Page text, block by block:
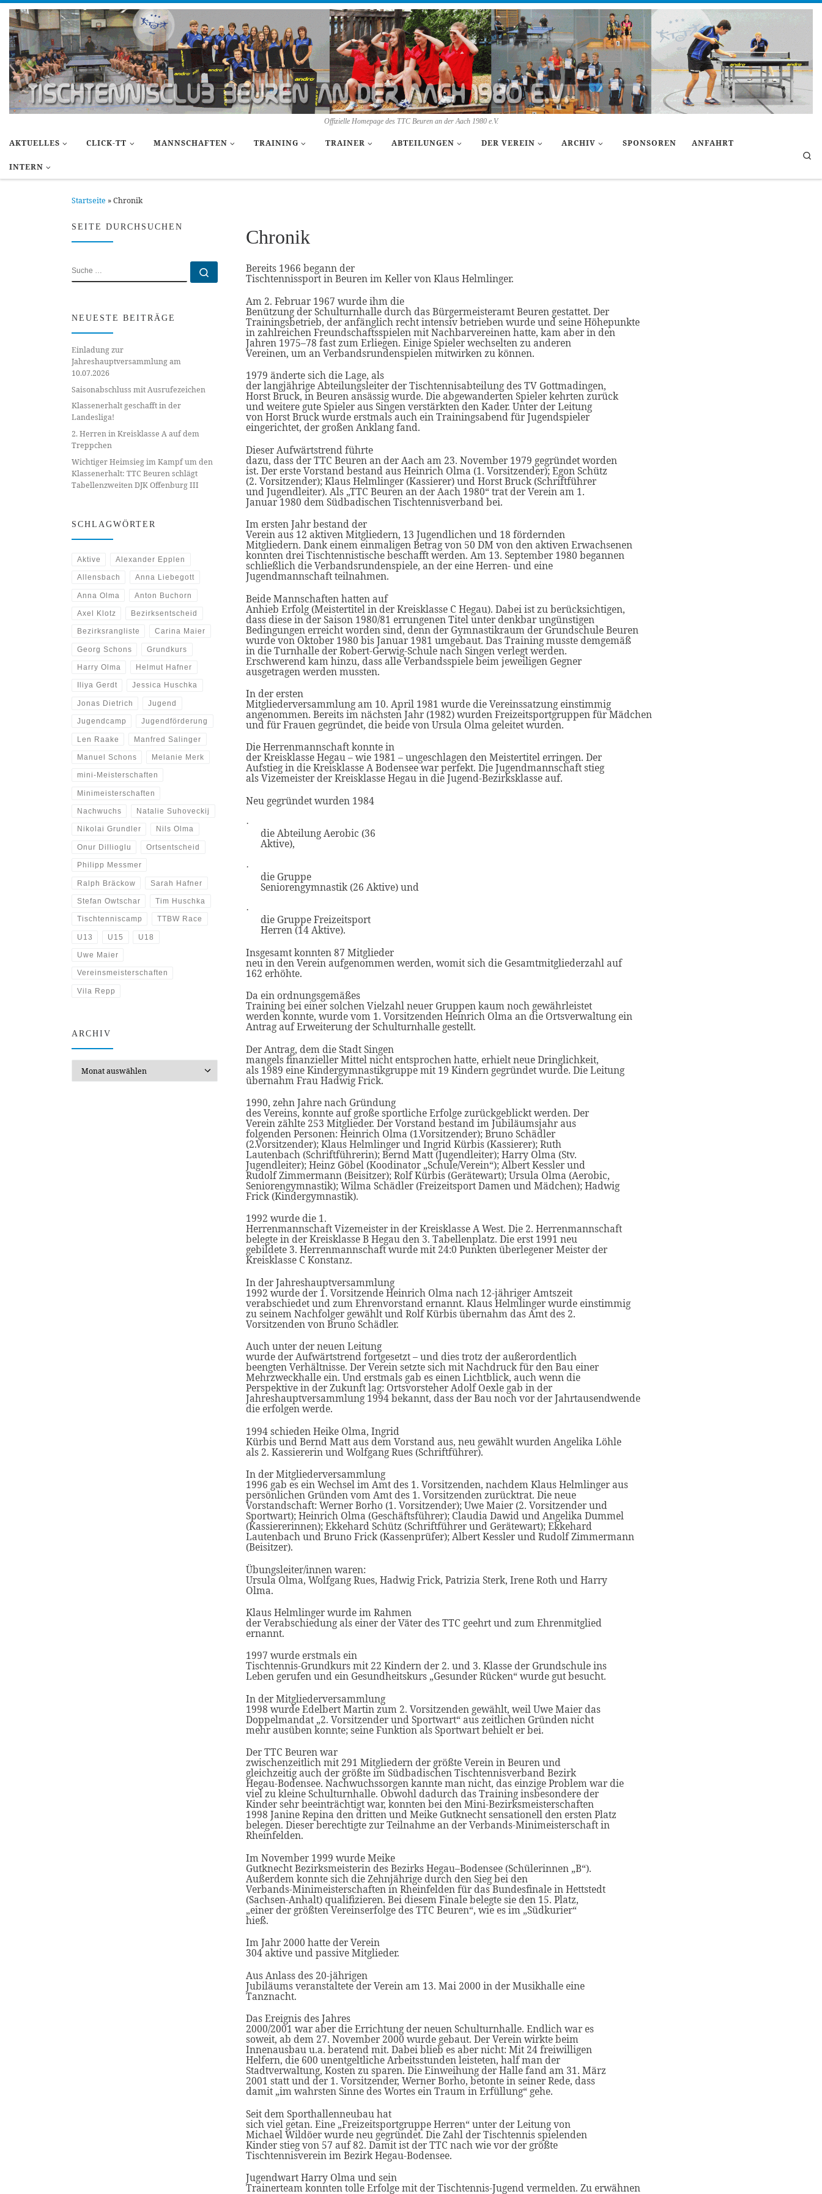
Zum Inhalt springen
Offizielle Homepage des TTC Beuren an der Aach 1980 e.V.
AKTUELLES CLICK-TT MANNSCHAFTEN TRAINING TRAINER ABTEILUNGEN DER VEREIN ARCHIV SPONSOREN ANFAHRT
INTERN
Startseite »Chronik
Chronik
Bereits 1966 begann der
Tischtennissport in Beuren im Keller von Klaus Helmlinger.
Am 2. Februar 1967 wurde ihm die
Benützung der Schulturnhalle durch das Bürgermeisteramt Beuren gestattet. Der
Trainingsbetrieb, der anfänglich recht intensiv betrieben wurde und seine Höhepunkte
in zahlreichen Freundschaftsspielen mit Nachbarvereinen hatte, kam aber in den
Jahren 1975–78 fast zum Erliegen. Einige Spieler wechselten zu anderen
Vereinen, um an Verbandsrundenspielen mitwirken zu können.
1979 änderte sich die Lage, als
der langjährige Abteilungsleiter der Tischtennisabteilung des TV Gottmadingen,
Horst Bruck, in Beuren ansässig wurde. Die abgewanderten Spieler kehrten zurück
und weitere gute Spieler aus Singen verstärkten den Kader. Unter der Leitung
von Horst Bruck wurde erstmals auch ein Trainingsabend für Jugendspieler
eingerichtet, der großen Anklang fand.
Dieser Aufwärtstrend führte
dazu, dass der TTC Beuren an der Aach am 23. November 1979 gegründet worden
ist. Der erste Vorstand bestand aus Heinrich Olma (1. Vorsitzender); Egon Schütz
(2. Vorsitzender); Klaus Helmlinger (Kassierer) und Horst Bruck (Schriftführer
und Jugendleiter). Als „TTC Beuren an der Aach 1980“ trat der Verein am 1.
Januar 1980 dem Südbadischen Tischtennisverband bei.
Im ersten Jahr bestand der
Verein aus 12 aktiven Mitgliedern, 13 Jugendlichen und 18 fördernden
Mitgliedern. Dank einem einmaligen Betrag von 50 DM von den aktiven Erwachsenen
konnten drei Tischtennistische beschafft werden. Am 13. September 1980 begannen
schließlich die Verbandsrundenspiele, an der eine Herren- und eine
Jugendmannschaft teilnahmen.
Beide Mannschaften hatten auf
Anhieb Erfolg (Meistertitel in der Kreisklasse C Hegau). Dabei ist zu berücksichtigen,
dass diese in der Saison 1980/81 errungenen Titel unter denkbar ungünstigen
Bedingungen erreicht worden sind, denn der Gymnastikraum der Grundschule Beuren
wurde von Oktober 1980 bis Januar 1981 umgebaut. Das Training musste demgemäß
in die Turnhalle der Robert-Gerwig-Schule nach Singen verlegt werden.
Erschwerend kam hinzu, dass alle Verbandsspiele beim jeweiligen Gegner
ausgetragen werden mussten.
In der ersten
Mitgliederversammlung am 10. April 1981 wurde die Vereinssatzung einstimmig
angenommen. Bereits im nächsten Jahr (1982) wurden Freizeitsportgruppen für Mädchen
und für Frauen gegründet, die beide von Ursula Olma geleitet wurden.
Die Herrenmannschaft konnte in
der Kreisklasse Hegau – wie 1981 – ungeschlagen den Meistertitel erringen. Der
Aufstieg in die Kreisklasse A Bodensee war perfekt. Die Jugendmannschaft stieg
als Vizemeister der Kreisklasse Hegau in die Jugend-Bezirksklasse auf.
Neu gegründet wurden 1984
·
die Abteilung Aerobic (36
Aktive),
·
die Gruppe
Seniorengymnastik (26 Aktive) und
·
die Gruppe Freizeitsport
Herren (14 Aktive).
Insgesamt konnten 87 Mitglieder
neu in den Verein aufgenommen werden, womit sich die Gesamtmitgliederzahl auf
162 erhöhte.
Da ein ordnungsgemäßes
Training bei einer solchen Vielzahl neuer Gruppen kaum noch gewährleistet
werden konnte, wurde vom 1. Vorsitzenden Heinrich Olma an die Ortsverwaltung ein
Antrag auf Erweiterung der Schulturnhalle gestellt.
Der Antrag, dem die Stadt Singen
mangels finanzieller Mittel nicht entsprochen hatte, erhielt neue Dringlichkeit,
als 1989 eine Kindergymnastikgruppe mit 19 Kindern gegründet wurde. Die Leitung
übernahm Frau Hadwig Frick.
1990, zehn Jahre nach Gründung
des Vereins, konnte auf große sportliche Erfolge zurückgeblickt werden. Der
Verein zählte 253 Mitglieder. Der Vorstand bestand im Jubiläumsjahr aus
folgenden Personen: Heinrich Olma (1.Vorsitzender); Bruno Schädler
(2.Vorsitzender); Klaus Helmlinger und Ingrid Kürbis (Kassierer); Ruth
Lautenbach (Schriftführerin); Bernd Matt (Jugendleiter); Harry Olma (Stv.
Jugendleiter); Heinz Göbel (Koodinator „Schule/Verein“); Albert Kessler und
Rudolf Zimmermann (Beisitzer); Rolf Kürbis (Gerätewart); Ursula Olma (Aerobic,
Seniorengymnastik); Wilma Schädler (Freizeitsport Damen und Mädchen); Hadwig
Frick (Kindergymnastik).
1992 wurde die 1.
Herrenmannschaft Vizemeister in der Kreisklasse A West. Die 2. Herrenmannschaft
belegte in der Kreisklasse B Hegau den 3. Tabellenplatz. Die erst 1991 neu
gebildete 3. Herrenmannschaft wurde mit 24:0 Punkten überlegener Meister der
Kreisklasse C Konstanz.
In der Jahreshauptversammlung
1992 wurde der 1. Vorsitzende Heinrich Olma nach 12-jähriger Amtszeit
verabschiedet und zum Ehrenvorstand ernannt. Klaus Helmlinger wurde einstimmig
zu seinem Nachfolger gewählt und Rolf Kürbis übernahm das Amt des 2.
Vorsitzenden von Bruno Schädler.
Auch unter der neuen Leitung
wurde der Aufwärtstrend fortgesetzt – und dies trotz der außerordentlich
beengten Verhältnisse. Der Verein setzte sich mit Nachdruck für den Bau einer
Mehrzweckhalle ein. Und erstmals gab es einen Lichtblick, auch wenn die
Perspektive in der Zukunft lag: Ortsvorsteher Adolf Oexle gab in der
Jahreshauptversammlung 1994 bekannt, dass der Bau noch vor der Jahrtausendwende
die erfolgen werde.
1994 schieden Heike Olma, Ingrid
Kürbis und Bernd Matt aus dem Vorstand aus, neu gewählt wurden Angelika Löhle
als 2. Kassiererin und Wolfgang Rues (Schriftführer).
In der Mitgliederversammlung
1996 gab es ein Wechsel im Amt des 1. Vorsitzenden, nachdem Klaus Helmlinger aus
persönlichen Gründen vom Amt des 1. Vorsitzenden zurücktrat. Die neue
Vorstandschaft: Werner Borho (1. Vorsitzender); Uwe Maier (2. Vorsitzender und
Sportwart); Heinrich Olma (Geschäftsführer); Claudia Dawid und Angelika Dummel
(Kassiererinnen); Ekkehard Schütz (Schriftführer und Gerätewart); Ekkehard
Lautenbach und Bruno Frick (Kassenprüfer); Albert Kessler und Rudolf Zimmermann
(Beisitzer).
Übungsleiter/innen waren:
Ursula Olma, Wolfgang Rues, Hadwig Frick, Patrizia Sterk, Irene Roth und Harry
Olma.
Klaus Helmlinger wurde im Rahmen
der Verabschiedung als einer der Väter des TTC geehrt und zum Ehrenmitglied
ernannt.
1997 wurde erstmals ein
Tischtennis-Grundkurs mit 22 Kindern der 2. und 3. Klasse der Grundschule ins
Leben gerufen und ein Gesundheitskurs „Gesunder Rücken“ wurde gut besucht.
In der Mitgliederversammlung
1998 wurde Edelbert Martin zum 2. Vorsitzenden gewählt, weil Uwe Maier das
Doppelmandat „2. Vorsitzender und Sportwart“ aus zeitlichen Gründen nicht
mehr ausüben konnte; seine Funktion als Sportwart behielt er bei.
Der TTC Beuren war
zwischenzeitlich mit 291 Mitgliedern der größte Verein in Beuren und
gleichzeitig auch der größte im Südbadischen Tischtennisverband Bezirk
Hegau-Bodensee. Nachwuchssorgen kannte man nicht, das einzige Problem war die
viel zu kleine Schulturnhalle. Obwohl dadurch das Training insbesondere der
Kinder sehr beeinträchtigt war, konnten bei den Mini-Bezirksmeisterschaften
1998 Janine Repina den dritten und Meike Gutknecht sensationell den ersten Platz
belegen. Dieser berechtigte zur Teilnahme an der Verbands-Minimeisterschaft in
Rheinfelden.
Im November 1999 wurde Meike
Gutknecht Bezirksmeisterin des Bezirks Hegau–Bodensee (Schülerinnen „B“).
Außerdem konnte sich die Zehnjährige durch den Sieg bei den
Verbands-Minimeisterschaften in Rheinfelden für das Bundesfinale in Hettstedt
(Sachsen-Anhalt) qualifizieren. Bei diesem Finale belegte sie den 15. Platz,
„einer der größten Vereinserfolge des TTC Beuren“, wie es im „Südkurier“
hieß.
Im Jahr 2000 hatte der Verein
304 aktive und passive Mitglieder.
Aus Anlass des 20-jährigen
Jubiläums veranstaltete der Verein am 13. Mai 2000 in der Musikhalle eine
Tanznacht.
Das Ereignis des Jahres
2000/2001 war aber die Errichtung der neuen Schulturnhalle. Endlich war es
soweit, ab dem 27. November 2000 wurde gebaut. Der Verein wirkte beim
Innenausbau u.a. beratend mit. Dabei blieb es aber nicht: Mit 24 freiwilligen
Helfern, die 600 unentgeltliche Arbeitsstunden leisteten, half man der
Stadtverwaltung, Kosten zu sparen. Die Einweihung der Halle fand am 31. März
2001 statt und der 1. Vorsitzender, Werner Borho, betonte in seiner Rede, dass
damit „im wahrsten Sinne des Wortes ein Traum in Erfüllung“ gehe.
Seit dem Sporthallenneubau hat
sich viel getan. Eine „Freizeitsportgruppe Herren“ unter der Leitung von
Michael Wildöer wurde neu gegründet. Die Zahl der Tischtennis spielenden
Kinder stieg von 57 auf 82. Damit ist der TTC nach wie vor der größte
Tischtennisverein im Bezirk Hegau-Bodensee.
Jugendwart Harry Olma und sein
Trainerteam konnten tolle Erfolge mit der Tischtennis-Jugend vermelden. Zu erwähnen
SEITE DURCHSUCHEN
SUCHE Suche …
NEUESTE BEITRÄGE
Einladung zur
Jahreshauptversammlung am
10.07.2026
Saisonabschluss mit Ausrufezeichen
Klassenerhalt geschafft in der
Landesliga!
2. Herren in Kreisklasse A auf dem
Treppchen
Wichtiger Heimsieg im Kampf um den
Klassenerhalt: TTC Beuren schlägt
Tabellenzweiten DJK Offenburg III
SCHLAGWÖRTER
Aktive Alexander Epplen
Allensbach Anna Liebegott
Anna Olma Anton Buchorn
Axel Klotz Bezirksentscheid
Bezirksrangliste Carina Maier
Georg Schons Grundkurs
Harry Olma Helmut Hafner
Iliya Gerdt Jessica Huschka
Jonas Dietrich Jugend
Jugendcamp Jugendförderung
Len Raake Manfred Salinger
Manuel Schons Melanie Merk
mini-Meisterschaften
Minimeisterschaften
Nachwuchs Natalie Suhoveckij
Nikolai Grundler Nils Olma
Onur Dillioglu Ortsentscheid
Philipp Messmer
Ralph Bräckow Sarah Hafner
Stefan Owtschar Tim Huschka
Tischtenniscamp TTBW Race
U13 U15 U18
Uwe Maier
Vereinsmeisterschaften
Vila Repp
ARCHIV